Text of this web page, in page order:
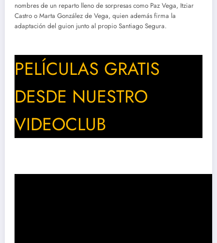
nombres de un reparto lleno de sorpresas como Paz Vega, Itziar
Castro o Marta González de Vega, quien además firma la
adaptación del guion junto al propio Santiago Segura.
PELÍCULAS GRATIS
DESDE NUESTRO
VIDEOCLUB